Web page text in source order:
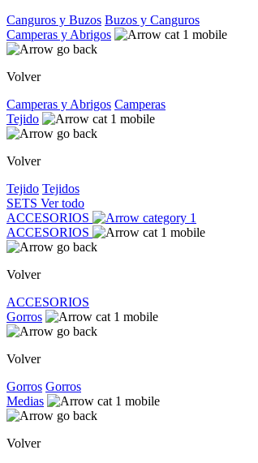
Canguros y Buzos Buzos y Canguros
Camperas y Abrigos
Volver
Camperas y Abrigos Camperas
Tejido
Volver
Tejido Tejidos
SETS Ver todo
ACCESORIOS
ACCESORIOS
Volver
ACCESORIOS
Gorros
Volver
Gorros Gorros
Medias
Volver